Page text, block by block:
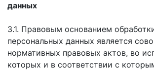
данных
3.1. Правовым основанием
персональных данных является
нормативных правовых актов, во
которых и в соответствии с